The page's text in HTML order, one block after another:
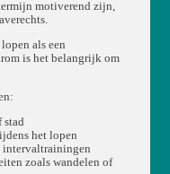
motiverend zijn,
als een
is het belangrijk om
stad
het lopen
intervaltrainingen
zoals wandelen of